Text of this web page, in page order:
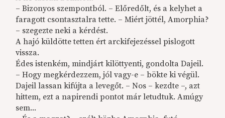
– Bizonyos szempontból. – Előredőlt, és a kelyhet a
faragott csontasztalra tette. – Miért jöttél, Amorphia?
– szegezte neki a kérdést.
A hajó küldötte tetten ért arckifejezéssel pislogott
vissza.
Édes istenkém, mindjárt kilöttyenti, gondolta Dajeil.
– Hogy megkérdezzem, jól vagy-e – bökte ki végül.
Dajeil lassan kifújta a levegőt. – Nos – kezdte –, azt
hittem, ezt a napirendi pontot már letudtuk. Amúgy
sem...